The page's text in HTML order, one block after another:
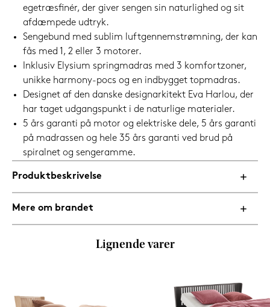
egetræsfinér, der giver sengen sin naturlighed og sit
afdæmpede udtryk.
Sengebund med sublim luftgennemstrømning, der kan
fås med 1, 2 eller 3 motorer.
Inklusiv Elysium springmadras med 3 komfortzoner,
unikke harmony-pocs og en indbygget topmadras.
Designet af den danske designarkitekt Eva Harlou, der
har taget udgangspunkt i de naturlige materialer.
5 års garanti på motor og elektriske dele, 5 års garanti
på madrassen og hele 35 års garanti ved brud på
spiralnet og sengeramme.
Produktbeskrivelse
Mere om brandet
Lignende varer